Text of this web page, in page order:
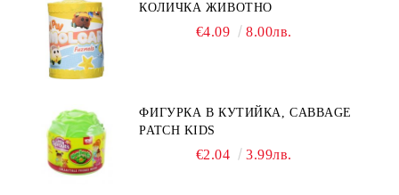
КОЛИЧКА ЖИВОТНО
€4.09 8.00лв.
ФИГУРКА В КУТИЙКА, CABBAGE
PATCH KIDS
€2.04 3.99лв.